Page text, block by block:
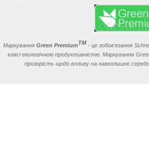
МаркуванняGreen PremiumTM - це зобов’язання
класі екологічною продуктивністю. Маркування
прозорість щодо впливу на навколишнє